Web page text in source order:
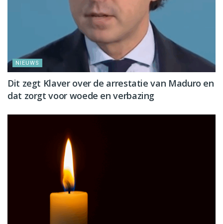
NIEUWS
Dit zegt Klaver over de arrestatie van Maduro en
dat zorgt voor woede en verbazing